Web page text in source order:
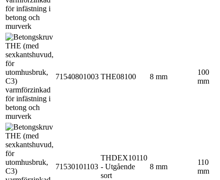
71540801003 THE08100 8 mm
100
mm
71530101103
THDEX10110
- Utgående
sort
8 mm
110
mm